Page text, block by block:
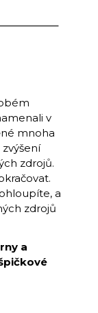
v
mnoha
zdrojů.
a
zdrojů
a